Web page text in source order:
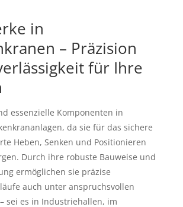
in
– Präzision
für Ihre
essenzielle Komponenten in
da sie für das sichere
Heben, Senken und Positionieren
Durch ihre robuste Bauweise und
ermöglichen sie präzise
auch unter anspruchsvollen
sei es in Industriehallen, im